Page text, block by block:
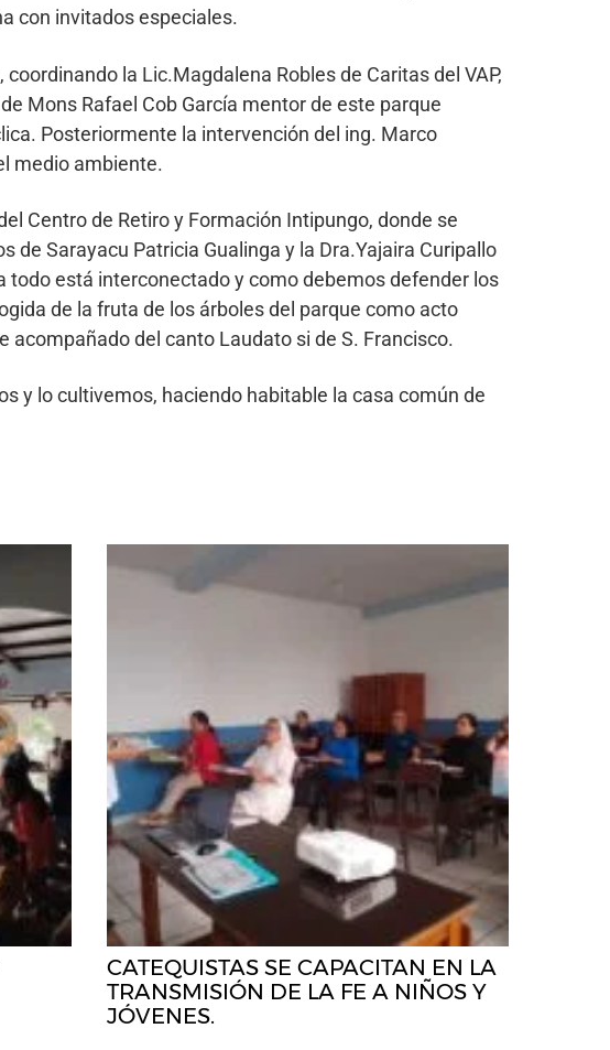
con invitados especiales.
la Lic.Magdalena Robles de Caritas del VAP,
Mons Rafael Cob García mentor de este parque
Posteriormente la intervención del ing. Marco
medio ambiente.
Centro de Retiro y Formación Intipungo, donde se
de Sarayacu Patricia Gualinga y la Dra.Yajaira Curipallo
todo está interconectado y como debemos defender los
de la fruta de los árboles del parque como acto
acompañado del canto Laudato si de S. Francisco.
y lo cultivemos, haciendo habitable la casa común de
CATEQUISTAS SE CAPACITAN EN LA
TRANSMISIÓN DE LA FE A NIÑOS Y
JÓVENES.